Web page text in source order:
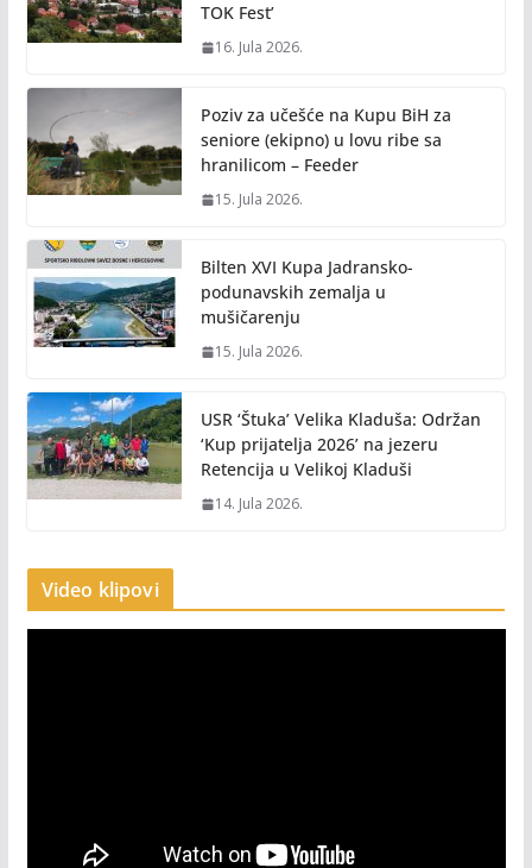
TOK Fest’
16. Jula 2026.
Poziv za učešće na Kupu BiH za
seniore (ekipno) u lovu ribe sa
hranilicom – Feeder
15. Jula 2026.
Bilten XVI Kupa Jadransko-
podunavskih zemalja u
mušičarenju
15. Jula 2026.
USR ‘Štuka’ Velika Kladuša: Održan
‘Kup prijatelja 2026’ na jezeru
Retencija u Velikoj Kladuši
14. Jula 2026.
Video klipovi